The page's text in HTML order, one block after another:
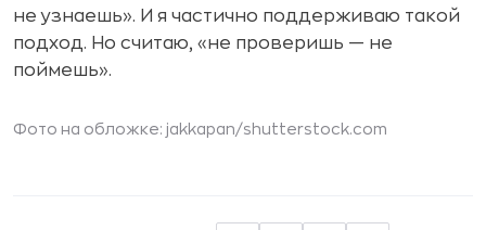
не узнаешь». И я частично поддерживаю такой
подход. Но считаю, «не проверишь — не
поймешь».
Фото на обложке: jakkapan/shutterstock.com